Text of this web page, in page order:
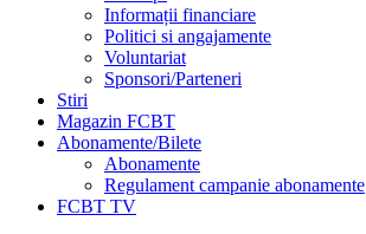
Informații financiare
Politici si angajamente
Voluntariat
Sponsori/Parteneri
Stiri
Magazin FCBT
Abonamente/Bilete
Abonamente
Regulament campanie abonamente
FCBT TV